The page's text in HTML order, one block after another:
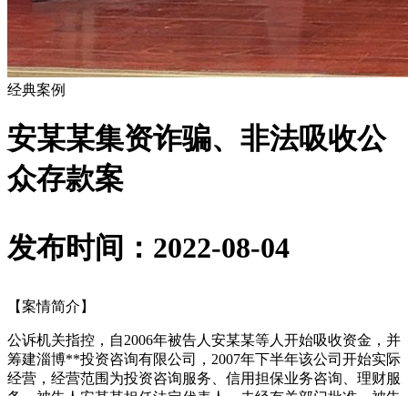
经典案例
安某某集资诈骗、非法吸收公
众存款案
发布时间：2022-08-04
【案情简介】
公诉机关指控，自2006年被告人安某某等人开始吸收资金，并
筹建淄博**投资咨询有限公司，2007年下半年该公司开始实际
经营，经营范围为投资咨询服务、信用担保业务咨询、理财服